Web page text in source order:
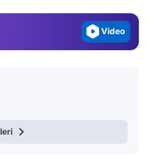
Video